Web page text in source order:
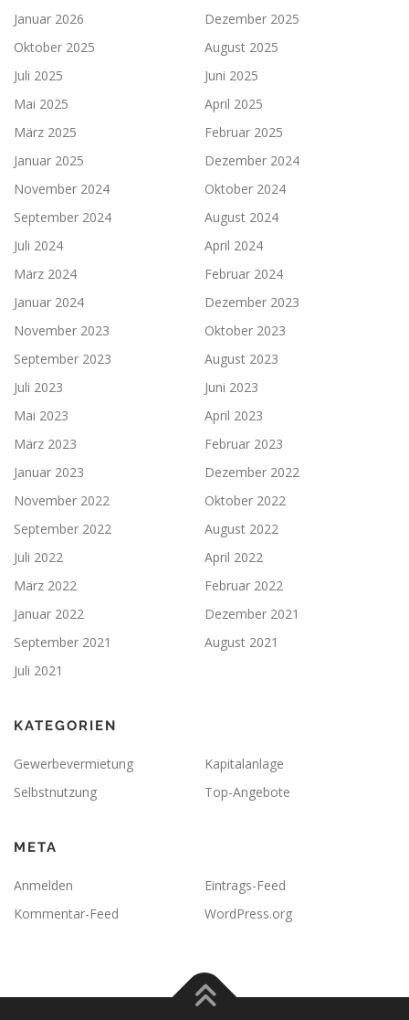
Januar 2026
Dezember 2025
Oktober 2025
August 2025
Juli 2025
Juni 2025
Mai 2025
April 2025
März 2025
Februar 2025
Januar 2025
Dezember 2024
November 2024
Oktober 2024
September 2024
August 2024
Juli 2024
April 2024
März 2024
Februar 2024
Januar 2024
Dezember 2023
November 2023
Oktober 2023
September 2023
August 2023
Juli 2023
Juni 2023
Mai 2023
April 2023
März 2023
Februar 2023
Januar 2023
Dezember 2022
November 2022
Oktober 2022
September 2022
August 2022
Juli 2022
April 2022
März 2022
Februar 2022
Januar 2022
Dezember 2021
September 2021
August 2021
Juli 2021
KATEGORIEN
Gewerbevermietung
Kapitalanlage
Selbstnutzung
Top-Angebote
META
Anmelden
Eintrags-Feed
Kommentar-Feed
WordPress.org